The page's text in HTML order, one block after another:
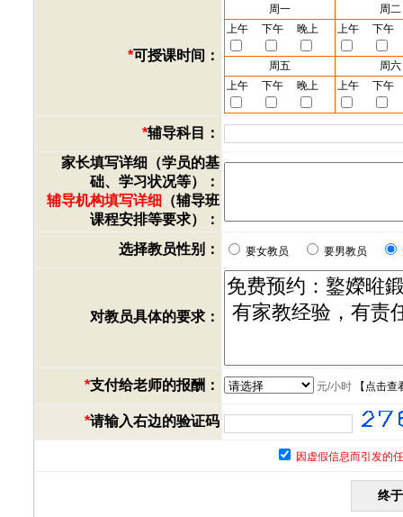
*可授课时间：
周一
周二
上午
下午 晚上 上午 下午
周五
周六
上午
下午 晚上 上午 下午
*辅导科目：
家长填写详细（学员的基
础、学习状况等）：
辅导机构填写详细 （辅导班
课程安排等要求）：
选择教员性别：
要女教员 要男教员
对教员具体的要求：
*支付给老师的报酬： 元/小时【 点击查
*请输入右边的验证码
因虚假信息而引发的